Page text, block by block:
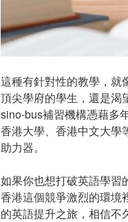
這種有針對性的教學，就
頂尖學府的學生，還是渴
sino-bus補習機構憑藉多
香港大學、香港中文大學
助力器。
如果你也想打破英語學習
香港這個競爭激烈的環境
的英語提升之旅，相信不